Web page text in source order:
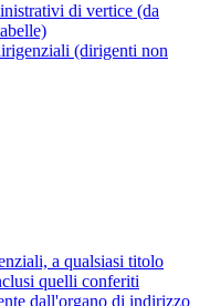
di vertice (da
(dirigenti non
a qualsiasi titolo
quelli conferiti
dall'organo di indirizzo